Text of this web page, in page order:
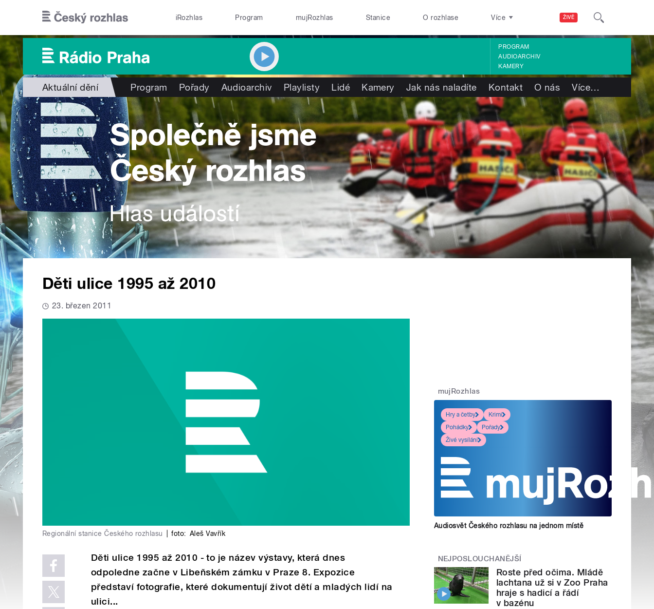
ŽIVĚ
iRozhlas Program mujRozhlas Stanice O rozhlase Více
PROGRAM
AUDIOARCHIV
KAMERY
Aktuální dění Program Pořady Audioarchiv Playlisty Lidé Kamery Jak nás naladíte Kontakt O nás Více…
Děti ulice 1995 až 2010
23. březen 2011
Regionální stanice Českého rozhlasu foto: Aleš Vavřík
Děti ulice 1995 až 2010 - to je název výstavy, která dnes
odpoledne začne v Libeňském zámku v Praze 8. Expozice
představí fotografie, které dokumentují život dětí a mladých lidí na
ulici...
mujRozhlas
Hry a četby
Krimi
Pohádky
Pořady
Živé vysílání
Audiosvět Českého rozhlasu na jednom místě
NEJPOSLOUCHANĚJŠÍ
Roste před očima. Mládě
lachtana už si v Zoo Praha
hraje s hadicí a řádí
v bazénu